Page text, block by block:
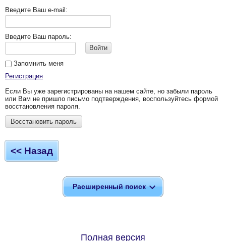
Введите Ваш e-mail:
Введите Ваш пароль:
Войти
Запомнить меня
Регистрация
Если Вы уже зарегистрированы на нашем сайте, но забыли пароль
или Вам не пришло письмо подтверждения, воспользуйтесь формой
восстановления пароля.
Восстановить пароль
<< Назад
Расширенный поиск
Полная версия